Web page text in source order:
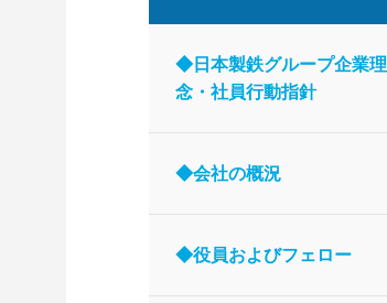
◆日本製鉄グループ企業理
念・社員行動指針
◆会社の概況
◆役員およびフェロー